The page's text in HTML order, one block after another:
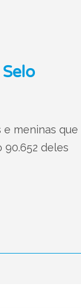
e meninas que
deles